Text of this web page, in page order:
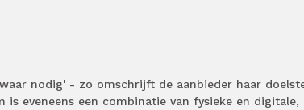
nodig' - zo omschrijft de aanbieder haar
eveneens een combinatie van fysieke en digitale,